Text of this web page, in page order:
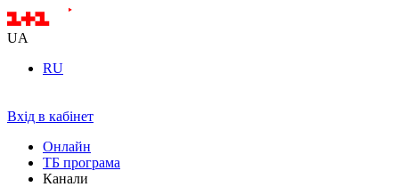
UA
RU
Вхід в кабінет
Онлайн
ТБ програма
Канали